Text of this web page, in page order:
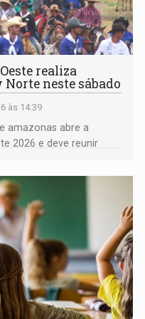
realiza
neste sábado
às 14:39
amazonas abre a
2026 e deve reunir